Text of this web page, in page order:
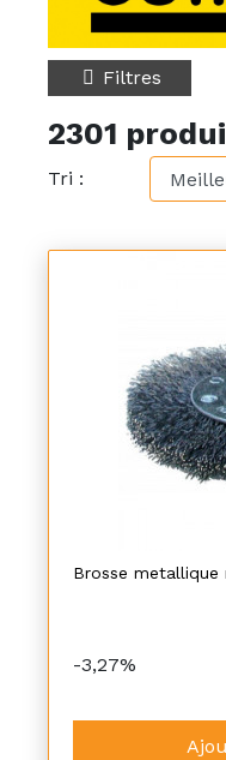
Filtres
2301
Tri :
Brosse
-3,27%